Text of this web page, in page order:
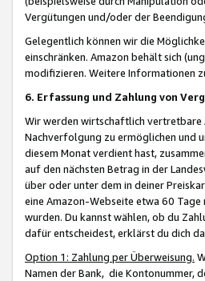
Vergütungen und/oder der
Gelegentlich können wir die
einschränken. Amazon behält sich
modifizieren. Weitere Informationen
6. Erfassung und Zahlung von
Wir werden wirtschaftlich vertretbare
Nachverfolgung zu ermöglichen und
diesem Monat verdient hast,
auf den nächsten Betrag in der
über oder unter dem in deiner
eine Amazon-Webseite etwa 60
wurden. Du kannst wählen, ob du
dafür entscheidest, erklärst du dich
Option 1: Zahlung per Überweisung.
Namen der Bank, die Kontonummer,